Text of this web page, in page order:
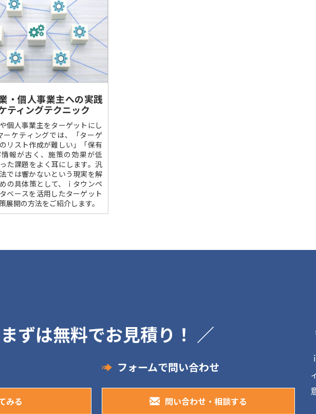
・個人事業主への実践
ティングテクニック
個人事業主をターゲットにし
ーケティングでは、「ターゲ
リスト作成が難しい」「保有
報が古く、施策の効果が低
た課題をよく耳にします。汎
では響かないという現実を解
の具体策として、ｉタウンペ
ベースを活用したターゲット
展開の方法をご紹介します。
ずは無料でお見積り！ ／
みる
フォームで問い合わせ
問い合わせ・相談する